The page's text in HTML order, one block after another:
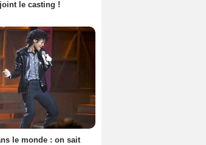
le casting !
le monde : on sait